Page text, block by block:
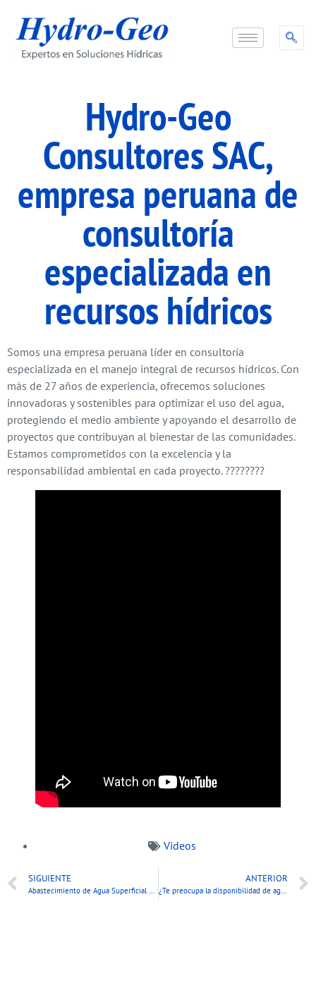
Hydro-Geo
Consultores SAC,
empresa peruana de
consultoría
especializada en
recursos hídricos
Somos una empresa peruana líder en consultoría
especializada en el manejo integral de recursos hídricos. Con
más de 27 años de experiencia, ofrecemos soluciones
innovadoras y sostenibles para optimizar el uso del agua,
protegiendo el medio ambiente y apoyando el desarrollo de
proyectos que contribuyan al bienestar de las comunidades.
Estamos comprometidos con la excelencia y la
responsabilidad ambiental en cada proyecto. ????????
Videos
SIGUIENTE
Abastecimiento de Agua Superficial con HYDRO-GEO
ANTERIOR
¿Te preocupa la disponibilidad de agua en tus proyectos o comunidad?